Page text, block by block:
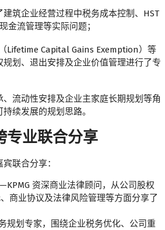
建筑企业经营过程中税务成本控制、HST
金流管理等实际问题；
（Lifetime Capital Gains Exemption）等
划、退出安排及企业价值管理进行了专
、流动性安排及企业主家庭长期规划等角
续发展的规划思路。
专业联合分享
联合分享：
资深商业法律顾问，从公司股权
商业协议及法律风险管理等方面分享了
规划专家，围绕企业税务优化、公司重